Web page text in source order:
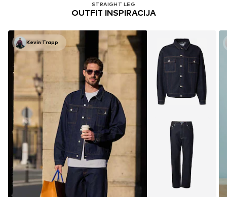
STRAIGHT LEG
OUTFIT INSPIRACIJA
Kevin Trapp